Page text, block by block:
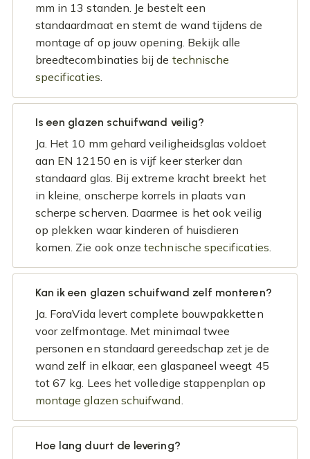
mm in 13 standen. Je bestelt een
standaardmaat en stemt de wand tijdens de
montage af op jouw opening. Bekijk alle
breedtecombinaties bij de technische
specificaties.
Is een glazen schuifwand veilig?
Ja. Het 10 mm gehard veiligheidsglas voldoet
aan EN 12150 en is vijf keer sterker dan
standaard glas. Bij extreme kracht breekt het
in kleine, onscherpe korrels in plaats van
scherpe scherven. Daarmee is het ook veilig
op plekken waar kinderen of huisdieren
komen. Zie ook onzetechnische specificaties.
Kan ik een glazen schuifwand zelf monteren?
Ja. ForaVida levert complete bouwpakketten
voor zelfmontage. Met minimaal twee
personen en standaard gereedschap zet je de
wand zelf in elkaar, een glaspaneel weegt 45
tot 67 kg. Lees het volledige stappenplan op
montage glazen schuifwand.
Hoe lang duurt de levering?